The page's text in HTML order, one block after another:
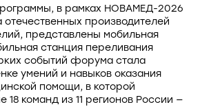
в рамках НОВАМЕД-2026
отечественных производителей
представлены мобильная
станция переливания
событий форума стала
умений и навыков оказания
помощи, в которой
18 команд из 11 регионов России —